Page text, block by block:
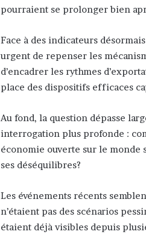
pourraient se prolonger bien
Face à des indicateurs
urgent de repenser les
d’encadrer les rythmes
place des dispositifs efficaces
Au fond, la question dépasse
interrogation plus profonde :
économie ouverte sur le monde
ses déséquilibres?
Les événements récents
n’étaient pas des scénarios
étaient déjà visibles depuis